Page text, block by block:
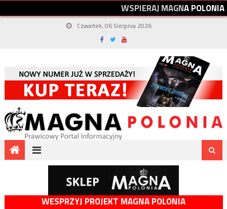
WSPIERAJMAGNAPOLONIA
Czwartek, 06 Sierpnia 2026
WESPRZYJ PROJEKT MAGNA POLONIA